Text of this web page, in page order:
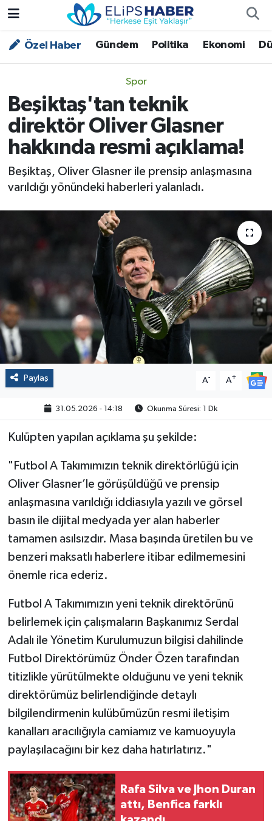
Özel Haber Gündem Politika Ekonomi
Spor
Beşiktaş'tan teknik
direktör Oliver Glasner
hakkında resmi açıklama!
Beşiktaş, Oliver Glasner ile prensip anlaşmasına
varıldığı yönündeki haberleri yalanladı.
Paylaş A- A+
31.05.2026 - 14:18 Okunma Süresi: 1 Dk
Kulüpten yapılan açıklama şu şekilde:
"Futbol A Takımımızın teknik direktörlüğü için
Oliver Glasner’le görüşüldüğü ve prensip
anlaşmasına varıldığı iddiasıyla yazılı ve görsel
basın ile dijital medyada yer alan haberler
tamamen asılsızdır. Masa başında üretilen bu ve
benzeri maksatlı haberlere itibar edilmemesini
önemle rica ederiz.
Futbol A Takımımızın yeni teknik direktörünü
belirlemek için çalışmaların Başkanımız Serdal
Adalı ile Yönetim Kurulumuzun bilgisi dahilinde
Futbol Direktörümüz Önder Özen tarafından
titizlikle yürütülmekte olduğunu ve yeni teknik
direktörümüz belirlendiğinde detaylı
bilgilendirmenin kulübümüzün resmi iletişim
kanalları aracılığıyla camiamız ve kamuoyuyla
paylaşılacağını bir kez daha hatırlatırız."
Rafa Silva ve Jhon Duran
attı, Benfica farklı
Özel Haber
Asayiş
Bilim - Teknoloji
Çevre - İklim
Kültür - Sanat
Politika
Spor
Yaşam
Çalışma Hayatı
Yurt
2024 Seçim Sonuçları
Nöbetçi Eczaneler
Trafik Durumu
Süper Lig Puan Durumu ve Fikstür
Tüm Manşetler